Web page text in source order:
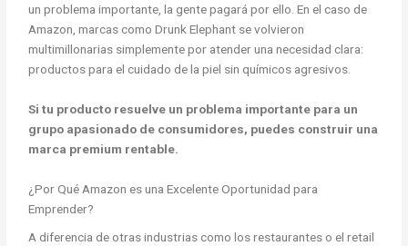
un problema importante, la gente pagará por ello. En el caso de
Amazon, marcas como Drunk Elephant se volvieron
multimillonarias simplemente por atender una necesidad clara:
productos para el cuidado de la piel sin químicos agresivos.
Si tu producto resuelve un problema importante para un
grupo apasionado de consumidores, puedes construir una
marca premium rentable.
¿Por Qué Amazon es una Excelente Oportunidad para
Emprender?
A diferencia de otras industrias como los restaurantes o el retail